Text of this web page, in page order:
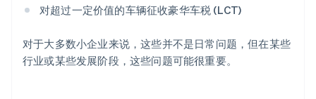
对超过一定价值的车辆征收豪华车税 (LCT)
对于大多数小企业来说，这些并不是日常问题，但在某些
行业或某些发展阶段，这些问题可能很重要。